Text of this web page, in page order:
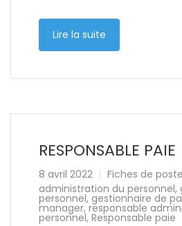
Lire la suite
RESPONSABLE PAIE
8 avril 2022
Fiches de
administration du personnel,
personnel, gestionnaire de
manager, responsable
personnel, Responsable paie